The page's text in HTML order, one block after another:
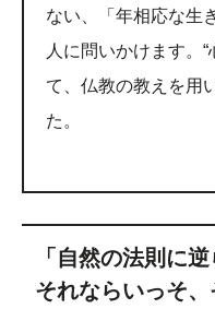
ない、「年相応な生
人に問いかけます。
て、仏教の教えを用
た。
「自然の法則に
それならいっそ、